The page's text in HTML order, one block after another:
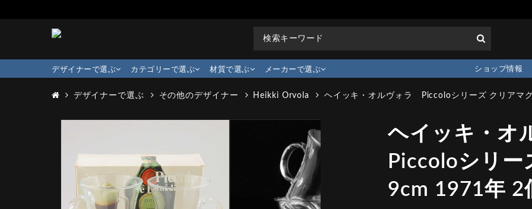
デザイナーで選ぶ カテゴリーで選ぶ 材質で選ぶ メーカーで選ぶ ショップ情報
デザイナーで選ぶ その他のデザイナー Heikki Orvola ヘイッキ・オルヴォラ Piccoloシリーズ クリアマ
ヘイッキ・オ
Piccoloシリ
9cm 1971年 2